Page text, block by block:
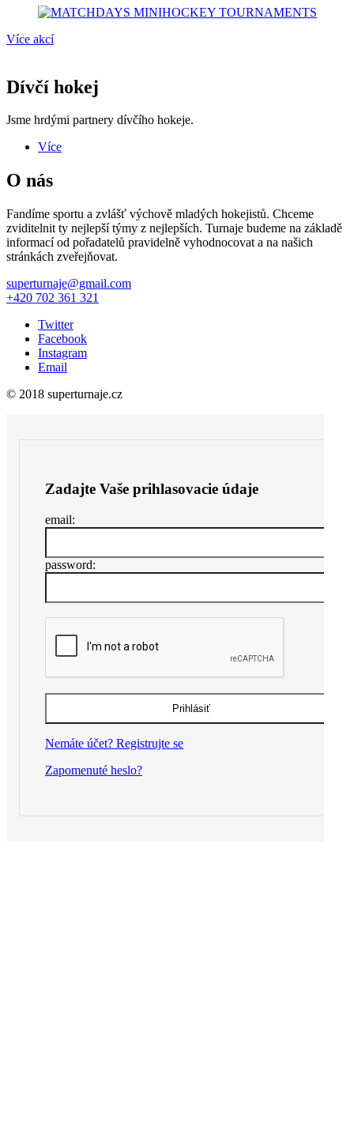
Více akcí
Dívčí hokej
Jsme hrdými partnery dívčího hokeje.
Více
O nás
Fandíme sportu a zvlášť výchově mladých hokejistů. Chceme
zviditelnit ty nejlepší týmy z nejlepších. Turnaje budeme na základě
informací od pořadatelů pravidelně vyhodnocovat a na našich
stránkách zveřejňovat.
superturnaje@gmail.com
+420 702 361 321
Twitter
Facebook
Instagram
Email
© 2018 superturnaje.cz
Zadajte Vaše prihlasovacie údaje
email:
password:
Nemáte účet? Registrujte se
Zapomenuté heslo?